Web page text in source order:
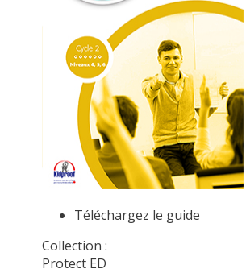
Téléchargez le guide
Collection :
Protect ED